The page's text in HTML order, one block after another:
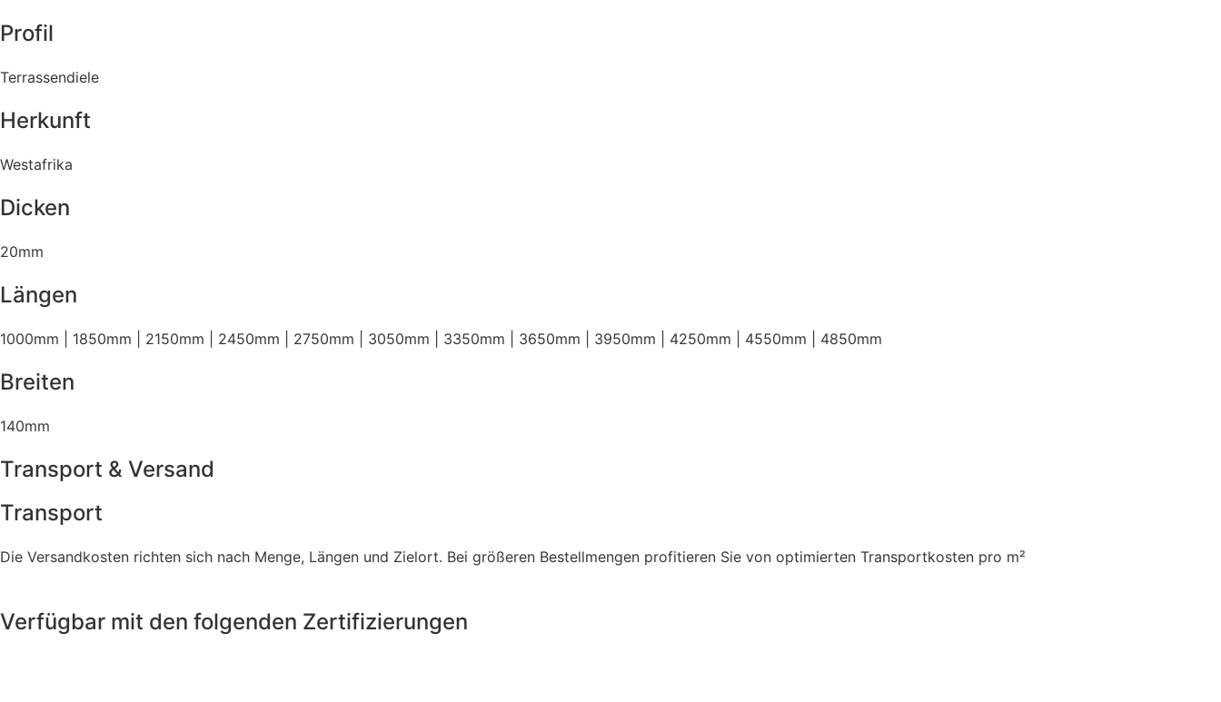
Profil
Terrassendiele
Herkunft
Westafrika
Dicken
20mm
Längen
1000mm | 1850mm | 2150mm | 2450mm | 2750mm | 3050mm | 3350mm | 3650mm | 3950mm | 4250mm | 4550mm | 4850mm
Breiten
140mm
Transport & Versand
Transport
Die Versandkosten richten sich nach Menge, Längen und Zielort. Bei größeren Bestellmengen profitieren Sie von optimierten Transportkosten pro m²
Verfügbar mit den folgenden Zertifizierungen